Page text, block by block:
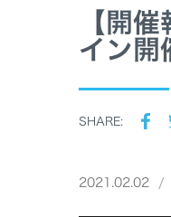
【開
イン開
SHARE:
2021.02.02